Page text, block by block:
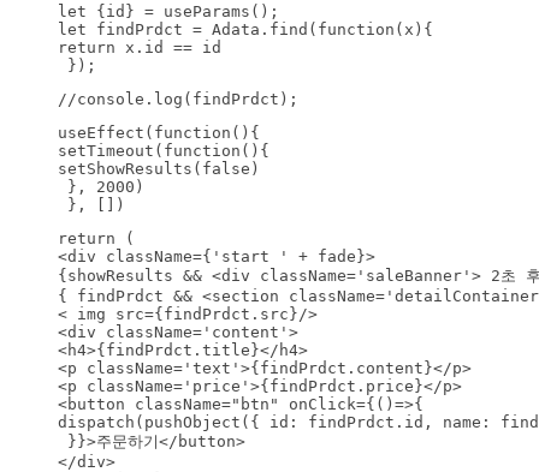
let {id} = useParams();
let findPrdct = Adata.find(function(x){
return x.id == id
});
//console.log(findPrdct);
useEffect(function(){
setTimeout(function(){
setShowResults(false)
}, 2000)
}, [])
return (
<div className={'start ' + fade}>
{showResults && <div className='saleBanner'> 2초
{ findPrdct && <section
< img src={findPrdct.src}/>
<div className='content'>
<h4>{findPrdct.title}</h4>
<p className='text'>{findPrdct.content}</p>
<p className='price'>{findPrdct.price}</p>
<button className="btn" onClick={()=>{
dispatch(pushObject({ id: findPrdct.id, name:
}}>주문하기</button>
</div>